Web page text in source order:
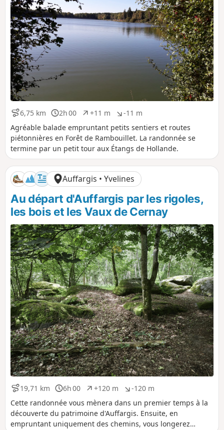
f
6,75 km
D
i
s
t
a
n
c
e
2h 00
D
u
r
é
e
+11 m
D
é
n
i
v
e
l
é
p
o
i
t
i
f
-11 m
D
é
n
i
v
e
l
é
n
é
g
a
t
i
f
Agréable balade empruntant petits sentiers et routes
piétonnières en Forêt de Rambouillet. La randonnée se
termine par un petit tour aux Étangs de Hollande.
Auffargis • Yvelines
Au départ d'Auffargis par les rigoles,
les bois et les Vaux de Cernay
19,71 km
D
i
s
t
a
6h 00
D
u
r
é
e
+120 m
D
é
n
i
v
-120 m
D
é
n
i
v
Cette randonnée vous mènera dans un premier temps à la
découverte du patrimoine d'Auffargis. Ensuite, en
empruntant uniquement des chemins, vous longerez